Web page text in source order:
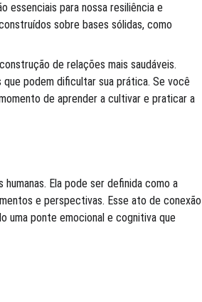
essenciais para nossa resiliência e
sobre bases sólidas, como
de relações mais saudáveis.
podem dificultar sua prática. Se você
de aprender a cultivar e praticar a
Ela pode ser definida como a
e perspectivas. Esse ato de conexão
uma ponte emocional e cognitiva que